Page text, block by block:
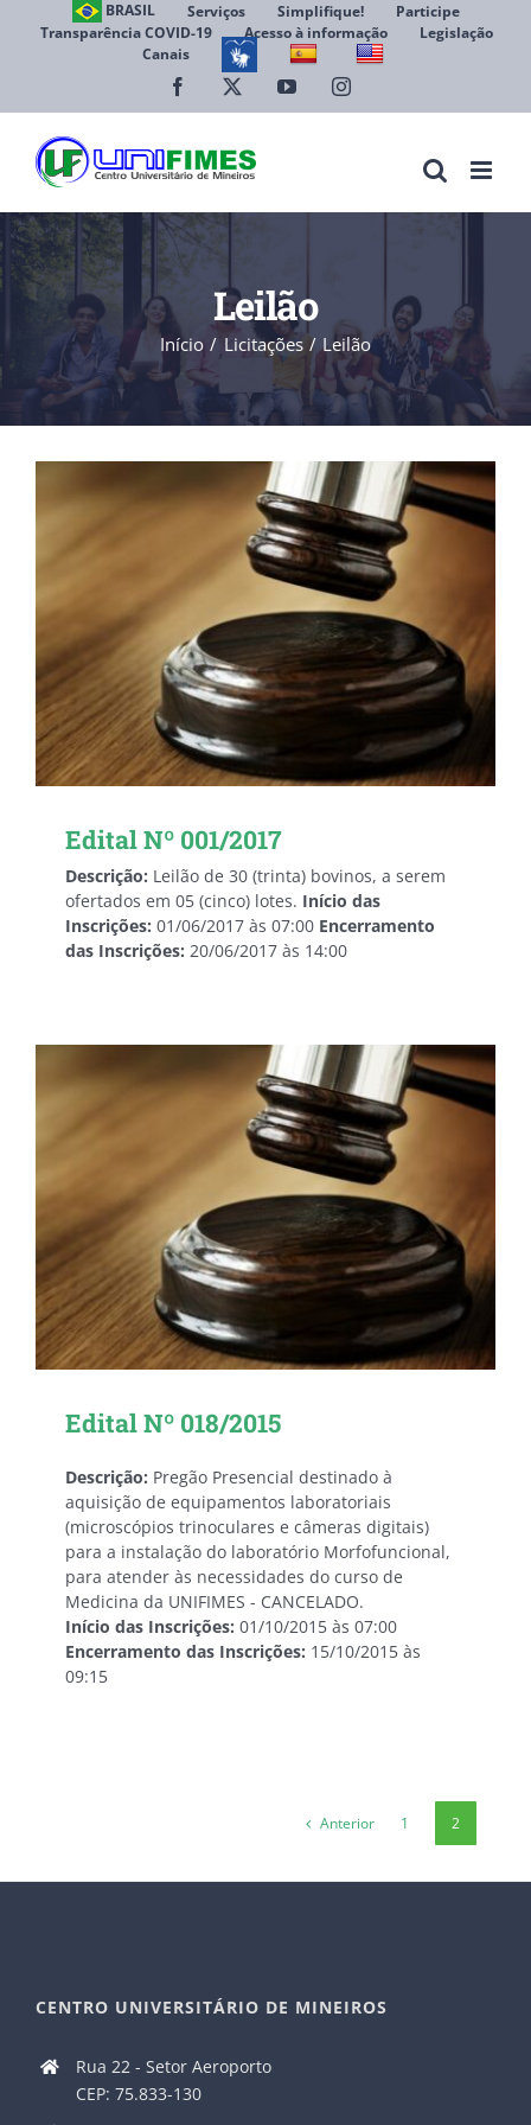
BRASIL Serviços Simplifique!
Participe
Transparência COVID-19
Acesso à informação
Legislação
Canais
Facebook YouTubeInstagram
Leilão
Início Licitações Leilão
Edital Nº 001/2017
Descrição: Leilão de 30 (trinta) bovinos, a serem
ofertados em 05 (cinco) lotes. Início das
Inscrições: 01/06/2017 às 07:00 Encerramento
das Inscrições: 20/06/2017 às 14:00
Edital Nº 018/2015
Descrição: Pregão Presencial destinado à
aquisição de equipamentos laboratoriais
(microscópios trinoculares e câmeras digitais)
para a instalação do laboratório Morfofuncional,
para atender às necessidades do curso de
Medicina da UNIFIMES - CANCELADO.
Início das Inscrições: 01/10/2015 às 07:00
Encerramento das Inscrições: 15/10/2015 às
09:15
Anterior 1 2
CENTRO UNIVERSITÁRIO DE MINEIROS
Rua 22 - Setor Aeroporto
CEP: 75.833-130